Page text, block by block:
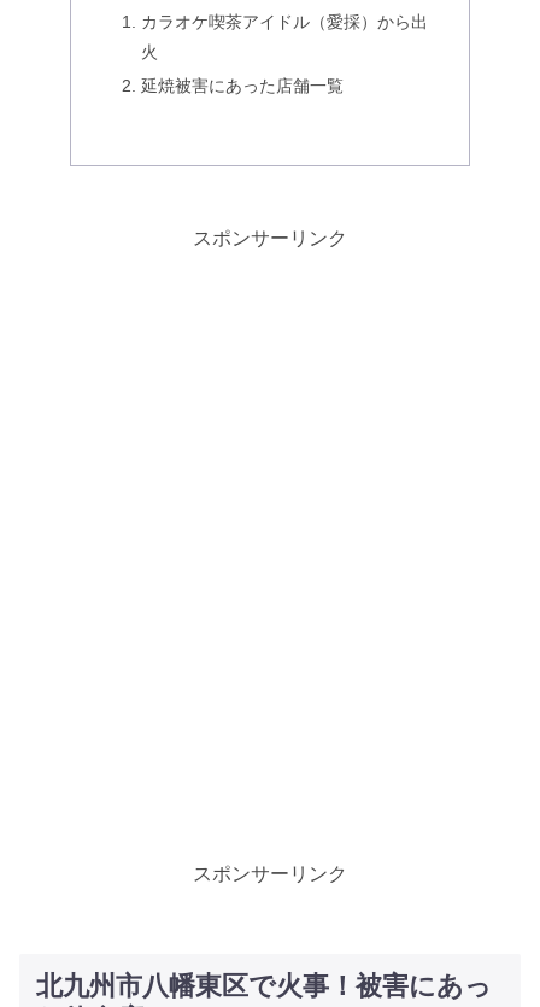
カラオケ喫茶アイドル（愛採）から出
火
延焼被害にあった店舗一覧
スポンサーリンク
スポンサーリンク
北九州市八幡東区で火事！被害にあっ